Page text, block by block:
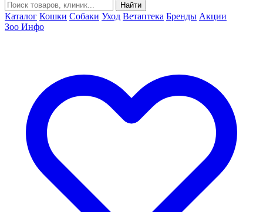
Найти
Каталог Кошки Собаки Уход Ветаптека Бренды Акции
Зоо Инфо